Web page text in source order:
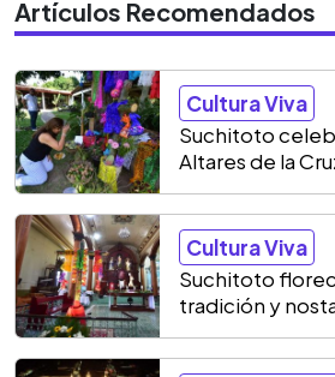
Artículos Recomendados
Cultura Viva
Suchitoto
Altares de la
Cultura Viva
Suchitoto
tradición y